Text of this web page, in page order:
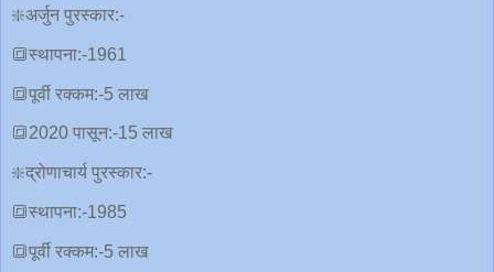
❇️अर्जुन पुरस्कार:-
🔳स्थापना:-1961
🔳पूर्वी रक्कम:-5 लाख
🔳2020 पासून:-15 लाख
❇️द्रोणाचार्य पुरस्कार:-
🔳स्थापना:-1985
🔳पूर्वी रक्कम:-5 लाख